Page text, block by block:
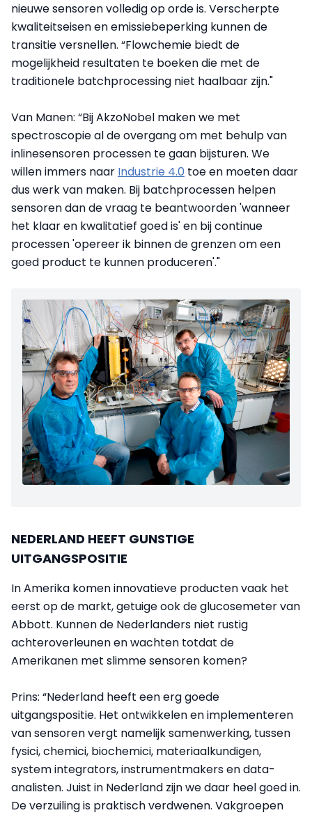
nieuwe sensoren volledig op orde is. Verscherpte
kwaliteitseisen en emissiebeperking kunnen de
transitie versnellen. “Flowchemie biedt de
mogelijkheid resultaten te boeken die met de
traditionele batchprocessing niet haalbaar zijn."
Van Manen: “Bij AkzoNobel maken we met
spectroscopie al de overgang om met behulp van
inlinesensoren processen te gaan bijsturen. We
willen immers naar Industrie 4.0 toe en moeten daar
dus werk van maken. Bij batchprocessen helpen
sensoren dan de vraag te beantwoorden 'wanneer
het klaar en kwalitatief goed is' en bij continue
processen 'opereer ik binnen de grenzen om een
goed product te kunnen produceren'."
NEDERLAND HEEFT GUNSTIGE
UITGANGSPOSITIE
In Amerika komen innovatieve producten vaak het
eerst op de markt, getuige ook de glucosemeter van
Abbott. Kunnen de Nederlanders niet rustig
achteroverleunen en wachten totdat de
Amerikanen met slimme sensoren komen?
Prins: “Nederland heeft een erg goede
uitgangspositie. Het ontwikkelen en implementeren
van sensoren vergt namelijk samenwerking, tussen
fysici, chemici, biochemici, materiaalkundigen,
system integrators, instrumentmakers en data-
analisten. Juist in Nederland zijn we daar heel goed in.
De verzuiling is praktisch verdwenen. Vakgroepen